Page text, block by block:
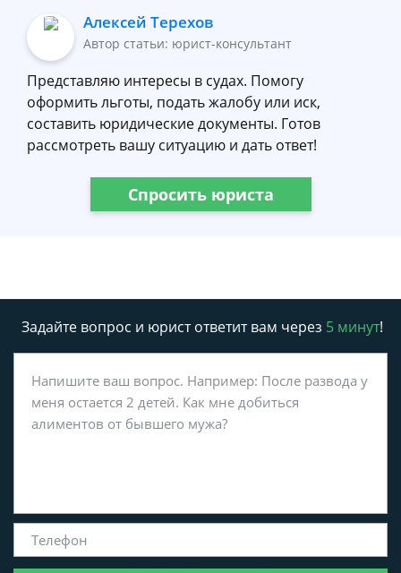
Алексей Терехов
Автор статьи: юрист-консультант
Представляю интересы в судах. Помогу
оформить льготы, подать жалобу или иск,
составить юридические документы. Готов
рассмотреть вашу ситуацию и дать ответ!
Спросить юриста
Задайте вопрос и юрист ответит вам через 5 минут!